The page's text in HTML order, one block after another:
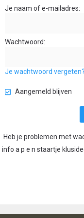
Je naam of e-mailadres
Wachtwoord
Je wachtwoord vergeten?
Aangemeld blijven
Heb je problemen met
info a p e n staartje